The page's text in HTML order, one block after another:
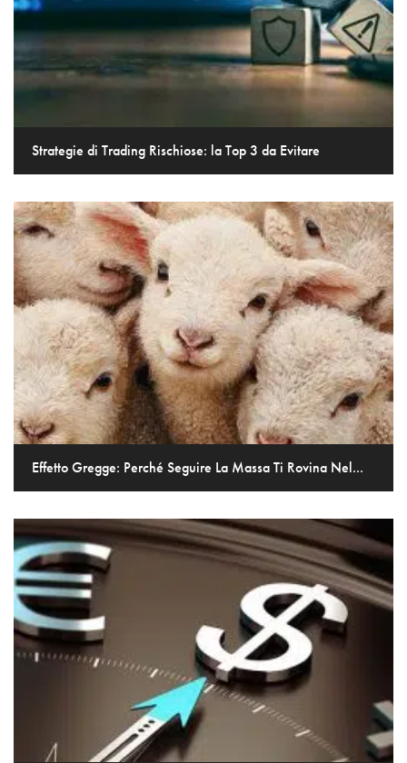
Strategie di Trading Rischiose: la Top 3 da Evitare
Effetto Gregge: Perché Seguire La Massa Ti Rovina Nel...